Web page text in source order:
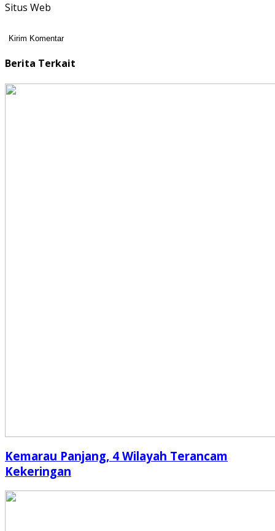
Situs Web
Berita Terkait
Kemarau Panjang, 4 Wilayah Terancam
Kekeringan